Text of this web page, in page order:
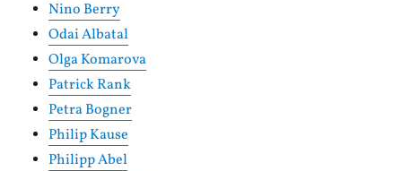
Nino Berry
Odai Albatal
Olga Komarova
Patrick Rank
Petra Bogner
Philip Kause
Philipp Abel